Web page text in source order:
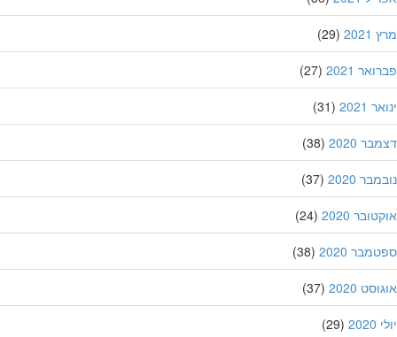
(29)
2021
(27)
2021
(31)
2020
(38)
2020
(37)
2020
(24)
2020
(38)
2020
(37)
(29)